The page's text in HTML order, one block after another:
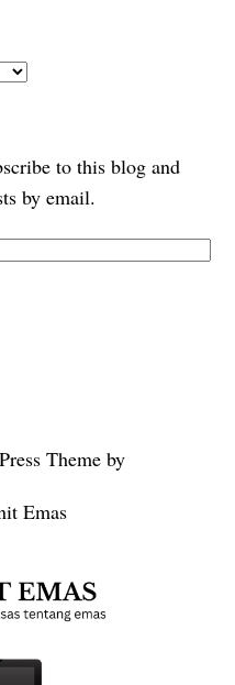
to this blog and
by email.
Theme by
Emas